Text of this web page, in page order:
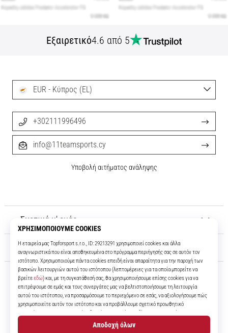
Εξαιρετικό4.6 από 5
11teamsports.cy
Για πάνω από 16 χρόνια είμαστε οι συμπαίκτες σας, προσφέροντάς σας
τα καλύτερα και πιο σύγχρονα ποδοσφαιρικά προϊόντα.
Σχετικά μ' εμάς
Εξυπηρέτηση πελατών
EUR - Κύπρος (EL)
+302111996496
info@11teamsports.cy
Υποβολή αιτήματος ανάληψης